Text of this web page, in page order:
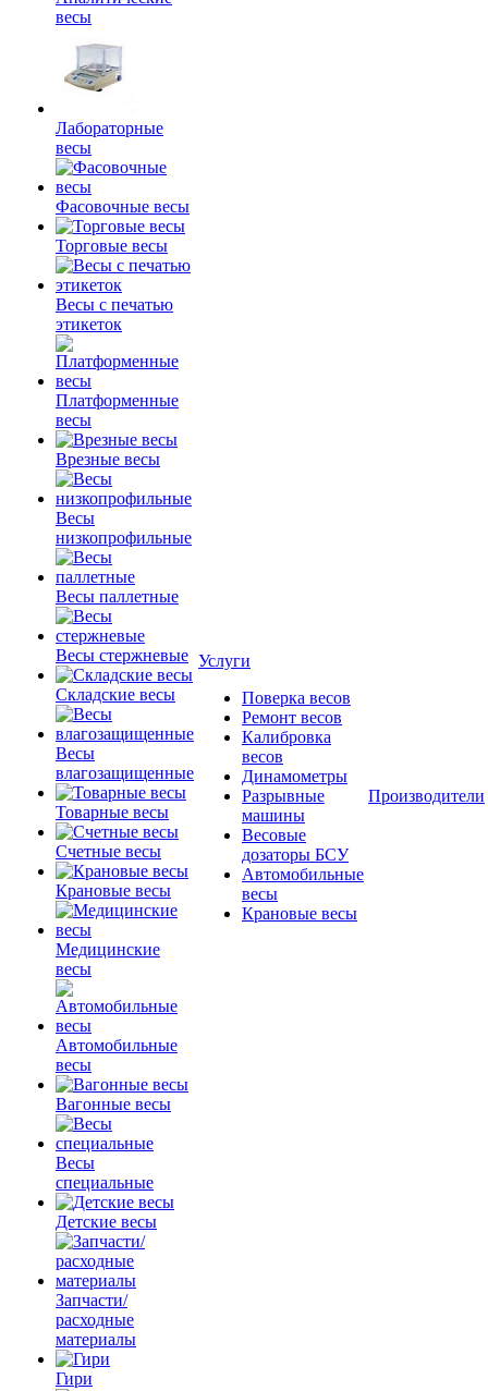
весы
Лабораторные
весы
Фасовочные весы
Торговые весы
Весы с печатью
этикеток
Платформенные
весы
Врезные весы
Весы
низкопрофильные
Весы паллетные
Весы стержневые
Складские весы
Весы
влагозащищенные
Товарные весы
Счетные весы
Крановые весы
Медицинские
весы
Автомобильные
весы
Вагонные весы
Весы
специальные
Детские весы
Запчасти/
расходные
материалы
Гири
Услуги
Поверка весов
Ремонт весов
Калибровка
весов
Динамометры
Разрывные
машины
Весовые
дозаторы БСУ
Автомобильные
весы
Крановые весы
Производители